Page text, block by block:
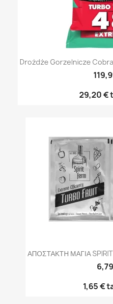
Drożdże Gorzelnicze
29,20 €
ΑΠΟΣΤΑΚΤΗ ΜΑΓΙΑ SPIRIT
1,65 €